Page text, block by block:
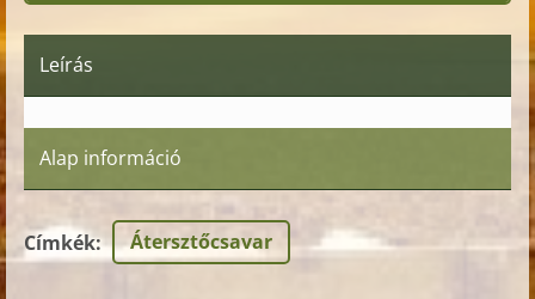
Leírás
Alap információ
Címkék: Átersztőcsavar